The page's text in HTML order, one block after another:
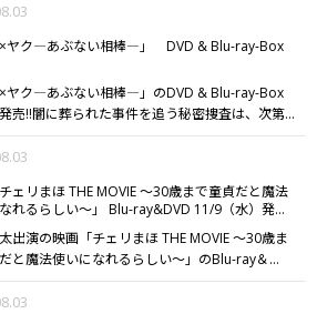
さい!!
・三代目 J SOUL BROTHERS・GENERATIONS・
FEVER 【発売日】EXILE TRIBE STATION
OSAKA/ONLINE STOREにて8/9（火） 12:00発
×ヤク―あぶない相棒―」 DVD & Blu-ray-Box
×ヤク―あぶない相棒―」のDVD & Blu-ray-Box
売!!闇に葬られた事件を追う秘密捜査は、次第
陰謀へ――3年前、未解決のまま突如幕引きさ
事件、通称「ジョーカー事案」。
ていたが、全く別の任務を命じられる。指定暴
英獅郎（はなぶさしろう）の内偵と監視。3年
入ってから若頭まで上り詰めた、謎の多い人物
。獅狼に接近する任務の過程で、ある驚愕の事
た一狼は、獅狼と偽りの“恋人契約”を結ぶこと
事件を追う2人の秘密捜査は、次第に国家を揺
ェリまほ THE MOVIE ～30歳まで童貞だと魔法
れるらしい～」 Blu-ray&DVD 11/9（水）発売
出演の映画「チェリまほ THE MOVIE ～30歳ま
と魔法使いになれるらしい～」のBlu-ray＆
9（水）に発売決定!!EXILE TRIBE STATION
STOREにて予約受付開始しました!!